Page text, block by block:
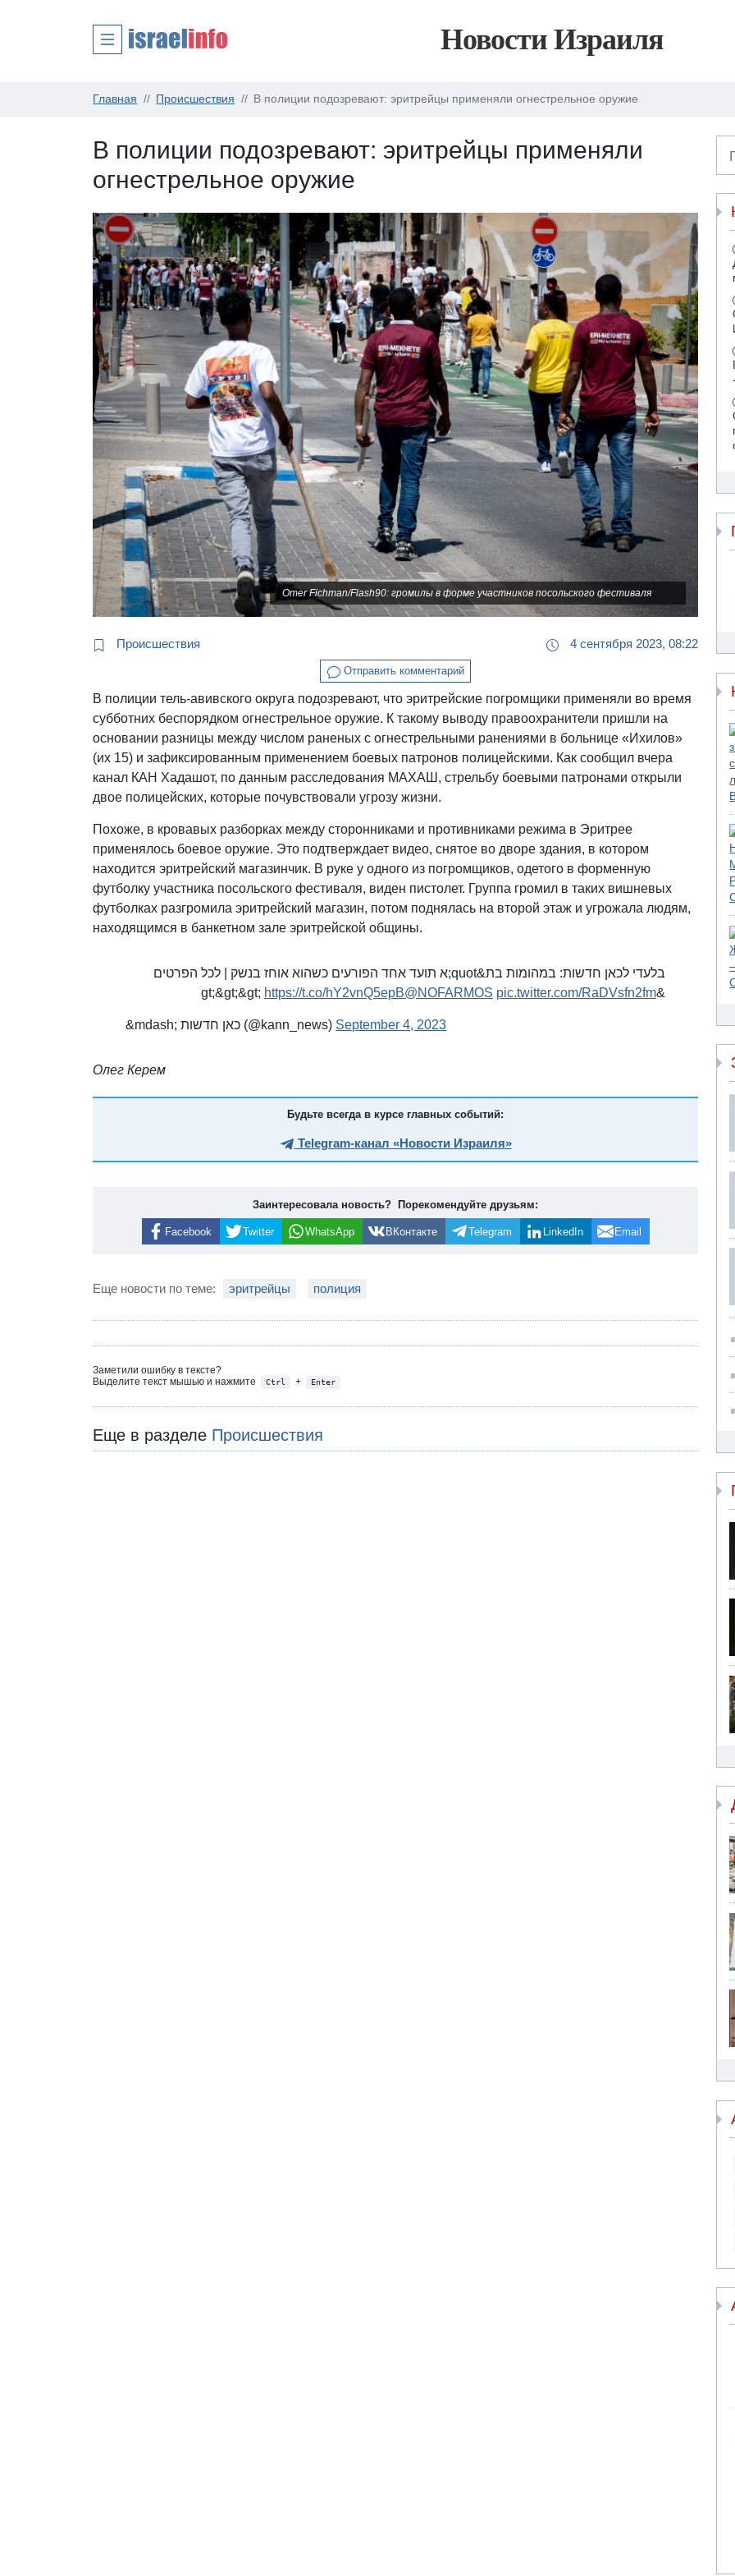
Новости Израиля
Главная Происшествия В полиции подозревают: эритрейцы применяли огнестрельное оружие
В полиции подозревают: эритрейцы применяли
огнестрельное оружие
Omer Fichman/Flash90: громилы в форме участников посольского фестиваля
Происшествия 4 сентября 2023, 08:22
Отправить комментарий
В полиции тель-авивского округа подозревают, что эритрейские погромщики применяли во время
субботних беспорядком огнестрельное оружие. К такому выводу правоохранители пришли на
основании разницы между числом раненых с огнестрельными ранениями в больнице «Ихилов»
(их 15) и зафиксированным применением боевых патронов полицейскими. Как сообщил вчера
канал КАН Хадашот, по данным расследования МАХАШ, стрельбу боевыми патронами открыли
двое полицейских, которые почувствовали угрозу жизни.
Похоже, в кровавых разборках между сторонниками и противниками режима в Эритрее
применялось боевое оружие. Это подтверждает видео, снятое во дворе здания, в котором
находится эритрейский магазинчик. В руке у одного из погромщиков, одетого в форменную
футболку участника посольского фестиваля, виден пистолет. Группа громил в таких вишневых
футболках разгромила эритрейский магазин, потом поднялась на второй этаж и угрожала людям,
находящимся в банкетном зале эритрейской общины.
בלעדי לכאן חדשות: במהומות בת&quot;א תועד אחד הפורעים כשהוא אוחז בנשק | לכל הפרטים
&gt;&gt;&gt;
https://t.co/hY2vnQ5epB@NOFARMOS pic.twitter.com/RaDVsfn2fm
&mdash; כאן חדשות (@kann_news) September 4, 2023
Олег Керем
Будьте всегда в курсе главных событий:
Telegram-канал «Новости Израиля»
Заинтересовала новость? Порекомендуйте друзьям:
Facebook Twitter WhatsApp ВКонтакте Telegram LinkedIn Email
Еще новости по теме: эритрейцы полиция
Заметили ошибку в тексте?
Выделите текст мышью и нажмите
Ctrl + Enter
Еще в разделе Происшествия